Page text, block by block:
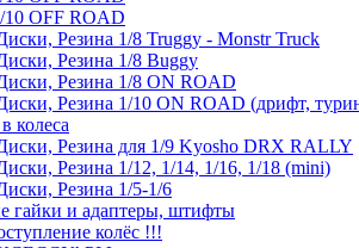
10 OFF ROAD
Резина 1/8 Truggy - Monstr Truck
Резина 1/8 Buggy
Резина 1/8 ON ROAD
Резина 1/10 ON ROAD (дрифт,
колеса
Резина для 1/9 Kyosho DRX RALLY
Резина 1/12, 1/14, 1/16, 1/18 (mini)
Резина 1/5-1/6
гайки и адаптеры, штифты
колёс !!!